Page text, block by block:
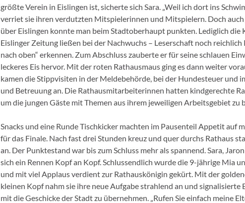
größte Verein in Eislingen ist, sicherte sich Sara. „Weil ich dort ins
verriet sie ihren verdutzten Mitspielerinnen und Mitspielern. Doch
über Eislingen konnte man beim Stadtoberhaupt punkten. Lediglich die
Eislinger Zeitung ließen bei der Nachwuchs – Leserschaft noch
nach oben“ erkennen. Zum Abschluss zauberte er für seine schlauen
leckeres Eis hervor. Mit der roten Rathausmaus ging es dann weiter
kamen die Stippvisiten in der Meldebehörde, bei der Hundesteuer und
und Betreuung an. Die Rathausmitarbeiterinnen hatten kindgerechte
um die jungen Gäste mit Themen aus ihrem jeweiligen Arbeitsgebiet zu
Snacks und eine Runde Tischkicker machten im Pausenteil Appetit auf
für das Finale. Nach fast drei Stunden kreuz und quer durchs Rathaus
an. Der Punktestand war bis zum Schluss mehr als spannend. Sara,
sich ein Rennen Kopf an Kopf. Schlussendlich wurde die 9-jährige Mia
und mit viel Applaus verdient zur Rathauskönigin gekürt. Mit der
kleinen Kopf nahm sie ihre neue Aufgabe strahlend an und signalisierte
mit die Geschicke der Stadt zu übernehmen. „Rufen Sie einfach meine